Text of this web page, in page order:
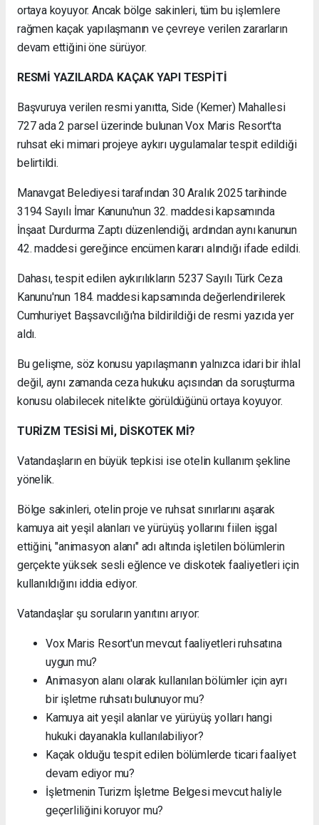
ortaya koyuyor. Ancak bölge sakinleri, tüm bu işlemlere
rağmen kaçak yapılaşmanın ve çevreye verilen zararların
devam ettiğini öne sürüyor.
RESMİ YAZILARDA KAÇAK YAPI TESPİTİ
Başvuruya verilen resmi yanıtta, Side (Kemer) Mahallesi
727 ada 2 parsel üzerinde bulunan Vox Maris Resort'ta
ruhsat eki mimari projeye aykırı uygulamalar tespit edildiği
belirtildi.
Manavgat Belediyesi tarafından 30 Aralık 2025 tarihinde
3194 Sayılı İmar Kanunu'nun 32. maddesi kapsamında
İnşaat Durdurma Zaptı düzenlendiği, ardından aynı kanunun
42. maddesi gereğince encümen kararı alındığı ifade edildi.
Dahası, tespit edilen aykırılıkların 5237 Sayılı Türk Ceza
Kanunu'nun 184. maddesi kapsamında değerlendirilerek
Cumhuriyet Başsavcılığı'na bildirildiği de resmi yazıda yer
aldı.
Bu gelişme, söz konusu yapılaşmanın yalnızca idari bir ihlal
değil, aynı zamanda ceza hukuku açısından da soruşturma
konusu olabilecek nitelikte görüldüğünü ortaya koyuyor.
TURİZM TESİSİ Mİ, DİSKOTEK Mİ?
Vatandaşların en büyük tepkisi ise otelin kullanım şekline
yönelik.
Bölge sakinleri, otelin proje ve ruhsat sınırlarını aşarak
kamuya ait yeşil alanları ve yürüyüş yollarını fiilen işgal
ettiğini, "animasyon alanı" adı altında işletilen bölümlerin
gerçekte yüksek sesli eğlence ve diskotek faaliyetleri için
kullanıldığını iddia ediyor.
Vatandaşlar şu soruların yanıtını arıyor:
Vox Maris Resort'un mevcut faaliyetleri ruhsatına
uygun mu?
Animasyon alanı olarak kullanılan bölümler için ayrı
bir işletme ruhsatı bulunuyor mu?
Kamuya ait yeşil alanlar ve yürüyüş yolları hangi
hukuki dayanakla kullanılabiliyor?
Kaçak olduğu tespit edilen bölümlerde ticari faaliyet
devam ediyor mu?
İşletmenin Turizm İşletme Belgesi mevcut haliyle
geçerliliğini koruyor mu?